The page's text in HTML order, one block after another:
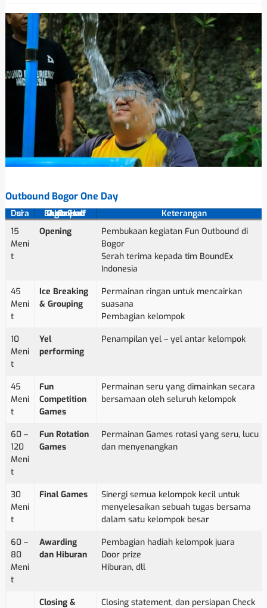
Outbound Bogor One Day
Durasi Alur Fun Outbound Bogor Half Day
Keterangan
15
Meni
t
Opening
Pembukaan kegiatan Fun Outbound di
Bogor
Serah terima kepada tim BoundEx
Indonesia
45
Meni
t
Ice Breaking
& Grouping
Permainan ringan untuk mencairkan
suasana
Pembagian kelompok
10
Meni
t
Yel
performing
Penampilan yel – yel antar kelompok
45
Meni
t
Fun
Competition
Games
Permainan seru yang dimainkan secara
bersamaan oleh seluruh kelompok
60 –
120
Meni
t
Fun Rotation
Games
Permainan Games rotasi yang seru, lucu
dan menyenangkan
30
Meni
t
Final Games
Sinergi semua kelompok kecil untuk
menyelesaikan sebuah tugas bersama
dalam satu kelompok besar
60 –
80
Meni
t
Awarding
dan Hiburan
Pembagian hadiah kelompok juara
Door prize
Hiburan, dll
Closing &
Closing statement, dan persiapan Check